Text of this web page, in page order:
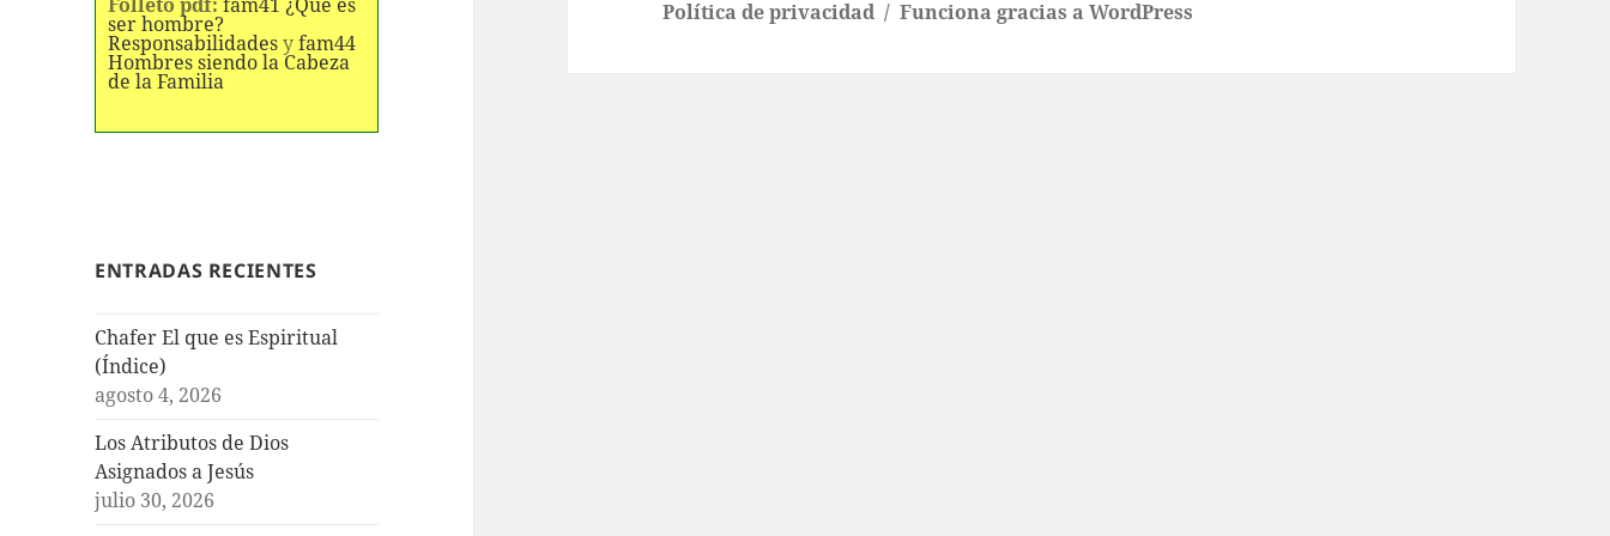
ser hombre?
Responsabilidadesyfam44
Hombres siendo la Cabeza
de la Familia
ENTRADAS RECIENTES
Chafer El que es Espiritual
(Índice)
agosto 4, 2026
Los Atributos de Dios
Asignados a Jesús
julio 30, 2026
Política de privacidad Funciona gracias a WordPress